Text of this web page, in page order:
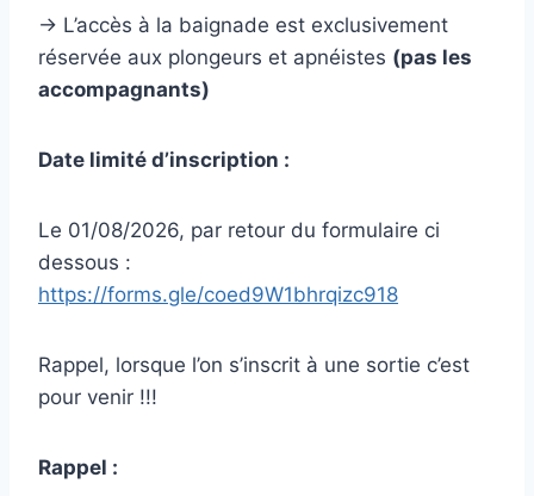
-> L’accès à la baignade est exclusivement
réservée aux plongeurs et apnéistes (pas les
accompagnants)
Date limité d’inscription :
Le 01/08/2026, par retour du formulaire ci
dessous :
https://forms.gle/coed9W1bhrqizc918
Rappel, lorsque l’on s’inscrit à une sortie c’est
pour venir !!!
Rappel :